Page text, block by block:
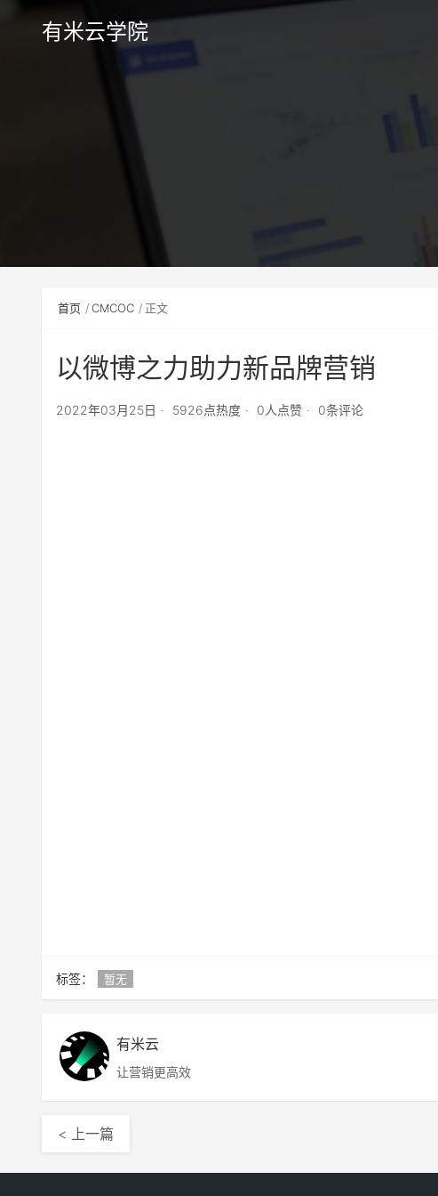
有米云学院
首页 CMCOC 正文
以微博之力助力新品牌营销
2022年03月25日 5926点热度 0人点赞 0条评论
标签： 暂无
有米云
让营销更高效
< 上一篇